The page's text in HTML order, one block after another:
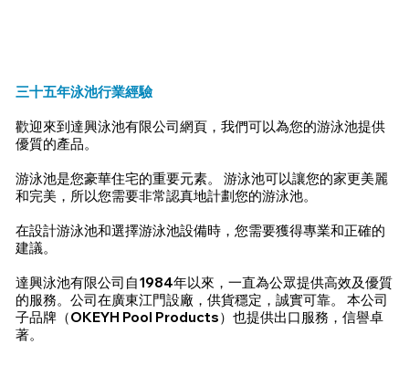
三十五年泳池行業經驗
歡迎來到達興泳池有限公司網頁，我們可以為您的游泳池提供
優質的產品。
游泳池是您豪華住宅的重要元素。 游泳池可以讓您的家更美麗
和完美，所以您需要非常認真地計劃您的游泳池。
在設計游泳池和選擇游泳池設備時，您需要獲得專業和正確的
建議。
達興泳池有限公司自1984年以來，一直為公眾提供高效及優質
的服務。公司在廣東江門設廠，供貨穩定，誠實可靠。 本公司
子品牌（OKEYH Pool Products）也提供出口服務，信譽卓
著。